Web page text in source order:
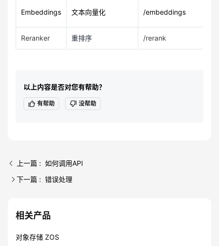
Embeddings 文本向量化 /embeddings
Reranker 重排序 /rerank
以上内容是否对您有帮助？
有帮助 没帮助
上一篇 : 如何调用API
下一篇 : 错误处理
相关产品
对象存储 ZOS